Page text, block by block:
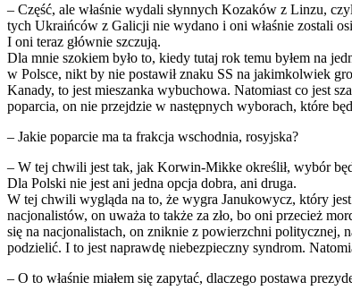
– Część, ale właśnie wydali słynnych Kozaków z Linzu,
tych Ukraińców z Galicji nie wydano i oni właśnie zostali
I oni teraz głównie szczują.
Dla mnie szokiem było to, kiedy tutaj rok temu byłem na
w Polsce, nikt by nie postawił znaku SS na jakimkolwiek
Kanady, to jest mieszanka wybuchowa. Natomiast co jest
poparcia, on nie przejdzie w następnych wyborach, które
– Jakie poparcie ma ta frakcja wschodnia, rosyjska?
– W tej chwili jest tak, jak Korwin-Mikke określił, wybór
Dla Polski nie jest ani jedna opcja dobra, ani druga.
W tej chwili wygląda na to, że wygra Janukowycz, który
nacjonalistów, on uważa to także za zło, bo oni przecież
się na nacjonalistach, on zniknie z powierzchni politycznej,
podzielić. I to jest naprawdę niebezpieczny syndrom.
– O to właśnie miałem się zapytać, dlaczego postawa